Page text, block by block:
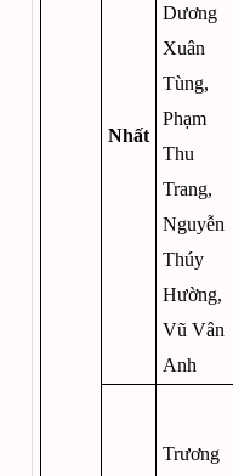
Nhất
Dương
Xuân
Tùng,
Phạm
Thu
Trang,
Nguyễn
Thúy
Hường,
Vũ Vân
Anh
Trương